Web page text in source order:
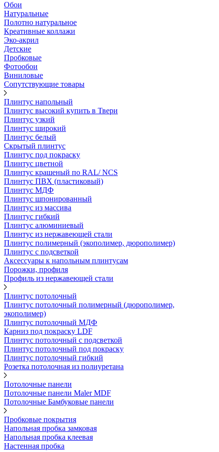
Обои
Натуральные
Полотно натуральное
Креативные коллажи
Эко-акрил
Детские
Пробковые
Фотообои
Виниловые
Сопутствующие товары
Плинтус напольный
Плинтус высокий купить в Твери
Плинтус узкий
Плинтус широкий
Плинтус белый
Скрытый плинтус
Плинтус под покраску
Плинтус цветной
Плинтус крашеный по RAL/ NCS
Плинтус ПВХ (пластиковый)
Плинтус МДФ
Плинтус шпонированный
Плинтус из массива
Плинтус гибкий
Плинтус алюминиевый
Плинтус из нержавеющей стали
Плинтус полимерный (экополимер, дюрополимер)
Плинтус с подсветкой
Аксессуары к напольным плинтусам
Порожки, профиля
Профиль из нержавеющей стали
Плинтус потолочный
Плинтус потолочный полимерный (дюрополимер,
экополимер)
Плинтус потолочный МДФ
Карниз под покраску LDF
Плинтус потолочный с подсветкой
Плинтус потолочный под покраску
Плинтус потолочный гибкий
Розетка потолочная из полиуретана
Потолочные панели
Потолочные панели Maler MDF
Потолочные Бамбуковые панели
Пробковые покрытия
Напольная пробка замковая
Напольная пробка клеевая
Настенная пробка